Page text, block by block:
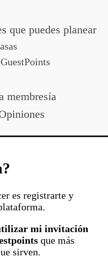
que puedes planear
membresía
es registrarte y
mi invitación
que más
sirven.